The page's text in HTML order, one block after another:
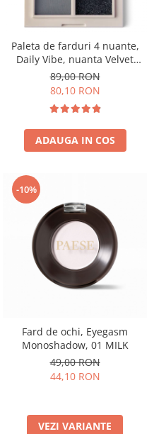
Paleta de farduri 4 nuante,
Daily Vibe, nuanta Velvet
Smokey 06 - 5,5g
89,00 RON
80,10 RON
ADAUGA IN COS
-10%
Fard de ochi, Eyegasm
Monoshadow, 01 MILK
49,00 RON
44,10 RON
VEZI VARIANTE